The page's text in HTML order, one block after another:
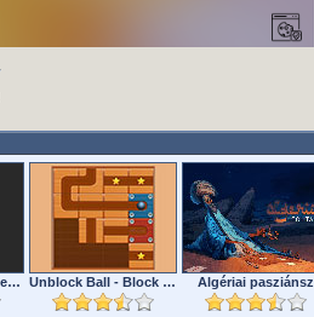
Color Switch: Challenges Editiion Unblock Ball - Block Puzzle Algériai pasziánsz